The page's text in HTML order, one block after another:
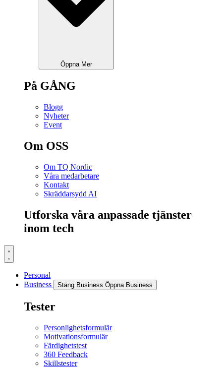
Öppna Mer
På GÅNG
Blogg
Nyheter
Event
Om OSS
Om TQ Nordic
Våra medarbetare
Kontakt
Skräddarsydd AI
Utforska våra anpassade tjänster
inom tech
Personal
Business
Stäng Business Öppna Business
Tester
Personlighetsformulär
Motivationsformulär
Färdighetstest
360 Feedback
Skillstester